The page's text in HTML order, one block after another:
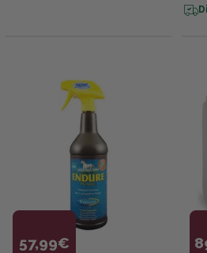
57,99€